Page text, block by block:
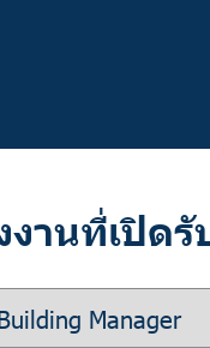
านที่เปิด
Manager